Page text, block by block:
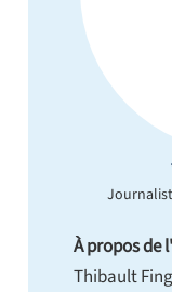
À propos de
Thibault